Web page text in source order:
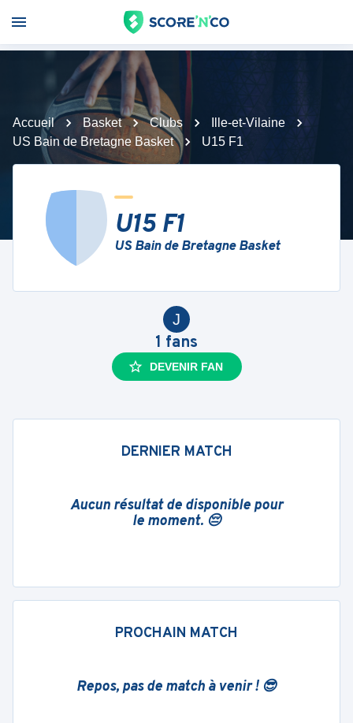
Accueil Basket Clubs
Ille-et-Vilaine
US Bain de Bretagne Basket
U15 F1
U15 F1
US Bain de Bretagne Basket
J
1 fans
DEVENIR FAN
DERNIER MATCH
Aucun résultat de disponible pour
le moment. 😔
PROCHAIN MATCH
Repos, pas de match à venir ! 😎